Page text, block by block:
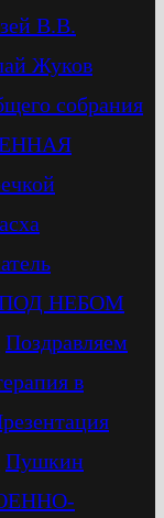
В.В.
Жуков
собрания
НЕБОМ
Поздравляем
в
Пушкин